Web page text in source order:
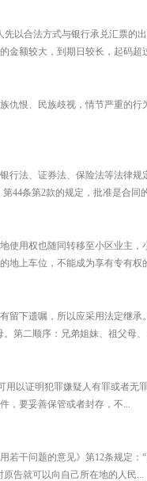
以合法方式与银行承兑汇票的
金额较大，到期日较长，起码超
仇恨、民族歧视，情节严重的
行法、证券法、保险法等法律规
44条第2款的规定，批准是合同
使用权也随同转移至小区业主，
地上车位，不能成为享有专有权
留下遗嘱，所以应采用法定继承
第二顺序：兄弟姐妹、祖父母、
以证明犯罪嫌疑人有罪或者无
，要妥善保管或者封存，不...
若干问题的意见》第12条规定：
告就可以向自己所在地的人民...